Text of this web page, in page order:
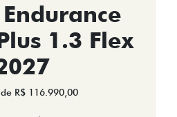
1.3 Flex
R$ 116.990,00